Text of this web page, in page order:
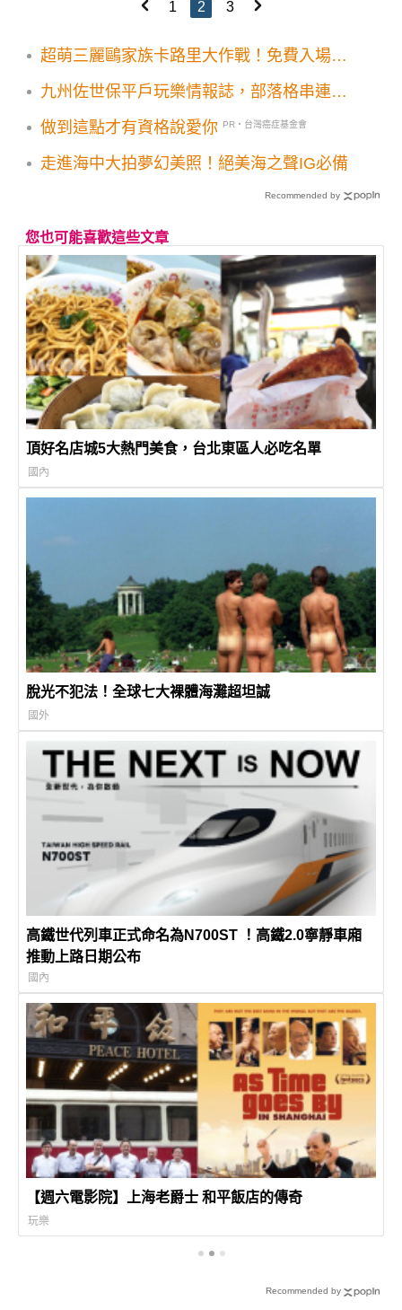
1 2 3
超萌三麗鷗家族卡路里大作戰！免費入場互
九州佐世保平戶玩樂情報誌，部落格串連送
做到這點才有資格說愛你 PR・台灣癌症基金會
走進海中大拍夢幻美照！絕美海之聲IG必備
Recommended by
您也可能喜歡這些文章
頂好名店城5大熱門美食，台北東區人必吃名單
國內
脫光不犯法！全球七大裸體海灘超坦誠
國外
高鐵世代列車正式命名為N700ST ！高鐵2.0寧靜車廂
推動上路日期公布
國內
【週六電影院】上海老爵士 和平飯店的傳奇
玩樂
Recommended by